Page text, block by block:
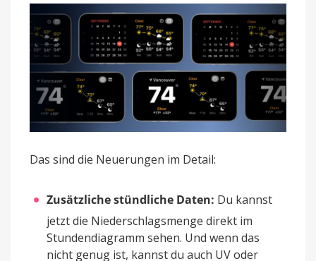
Das sind die Neuerungen im Detail:
Zusätzliche stündliche Daten: Du kannst
jetzt die Niederschlagsmenge direkt im
Stundendiagramm sehen. Und wenn das
nicht genug ist, kannst du auch UV oder